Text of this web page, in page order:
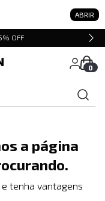
ABRIR
OFF
0
a página
tenha vantagens